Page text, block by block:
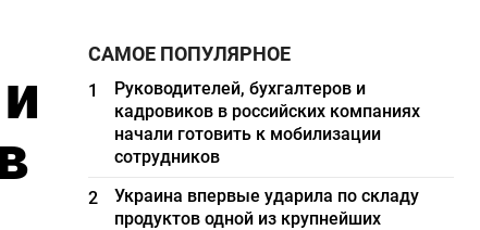
САМОЕ ПОПУЛЯРНОЕ
1
Руководителей, бухгалтеров и
кадровиков в российских компаниях
начали готовить к мобилизации
сотрудников
2
Украина впервые ударила по складу
продуктов одной из крупнейших